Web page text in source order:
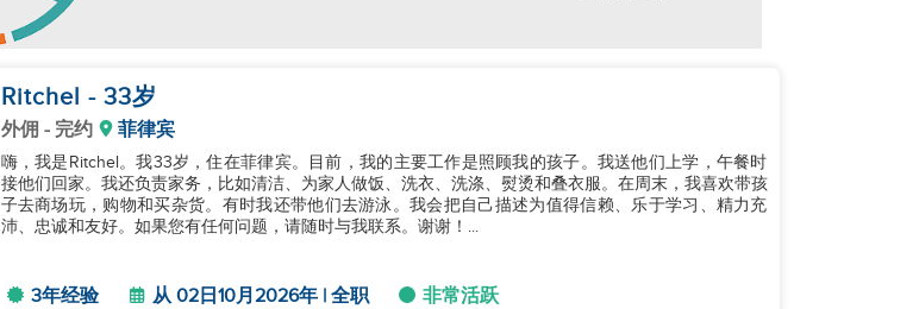
Ritchel - 33岁
外佣 - 完约 菲律宾
嗨，我是Ritchel。我33岁，住在菲律宾。目前，我的主要工作是照顾我的孩子。我送他们上学，午餐时
接他们回家。我还负责家务，比如清洁、为家人做饭、洗衣、洗涤、熨烫和叠衣服。在周末，我喜欢带孩
子去商场玩，购物和买杂货。有时我还带他们去游泳。我会把自己描述为值得信赖、乐于学习、精力充
沛、忠诚和友好。如果您有任何问题，请随时与我联系。谢谢！...
3年经验 从 02日10月2026年 | 全职 非常活跃